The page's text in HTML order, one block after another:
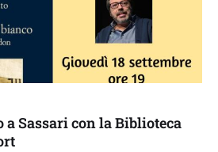
a Sassari con la Biblioteca